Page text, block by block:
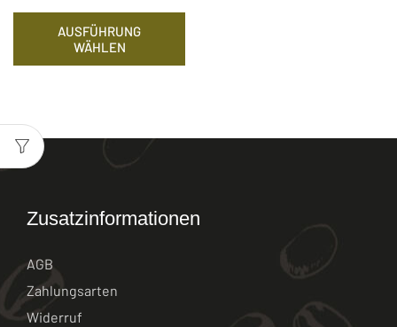
AUSFÜHRUNG
WÄHLEN
Zusatzinformationen
AGB
Zahlungsarten
Widerruf